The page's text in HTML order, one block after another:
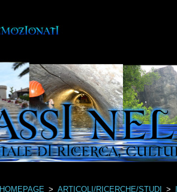
HOMEPAGE > ARTICOLI/RICERCHE/STUDI >